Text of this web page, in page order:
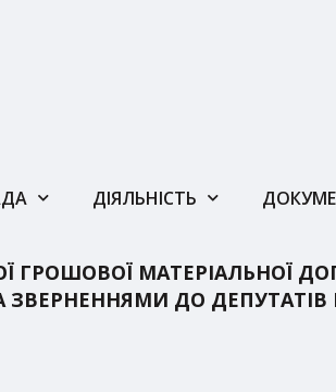
ДІЯЛЬНІСТЬ
ГРОШОВОЇ МАТЕРІАЛЬНОЇ
ДО ДЕПУТАТІВ